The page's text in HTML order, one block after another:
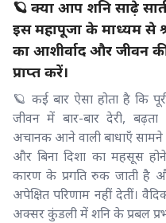
🪐 क्या आप शनि साढ़े
इस महापूजा के माध्यम से
का आशीर्वाद और जीवन
प्राप्त करें।
🪐 कई बार ऐसा होता है कि
जीवन में बार-बार देरी,
अचानक आने वाली बाधाएँ
और बिना दिशा का महसूस
कारण के प्रगति रुक जाती है
अपेक्षित परिणाम नहीं देतीं।
अक्सर कुंडली में शनि के प्रबल